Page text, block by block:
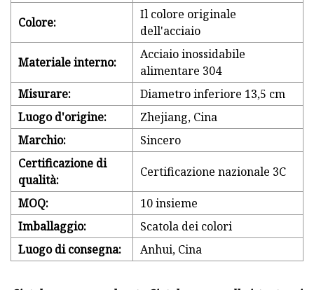
Colore:
Il colore originale
dell'acciaio
Materiale interno:
Acciaio inossidabile
alimentare 304
Misurare:
Diametro inferiore 13,5 cm
Luogo d'origine:
Zhejiang, Cina
Marchio:
Sincero
Certificazione di
qualità:
Certificazione nazionale 3C
MOQ:
10 insieme
Imballaggio:
Scatola dei colori
Luogo di consegna:
Anhui, Cina